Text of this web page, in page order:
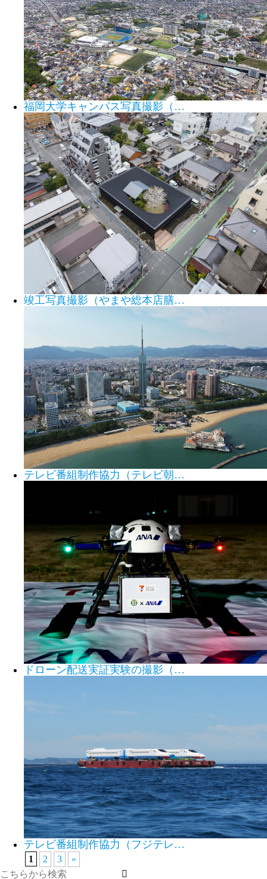
福岡大学キャンパス写真撮影（…
竣工写真撮影（やまや総本店膳…
テレビ番組制作協力（テレビ朝…
ドローン配送実証実験の撮影（…
テレビ番組制作協力（フジテレ…
1 2 3 »